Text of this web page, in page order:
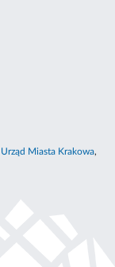
Urząd Miasta Krakowa,